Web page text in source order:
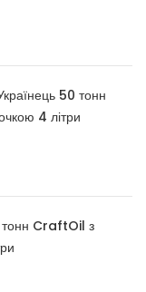
50 тонн
4 літри
тонн CraftOil з